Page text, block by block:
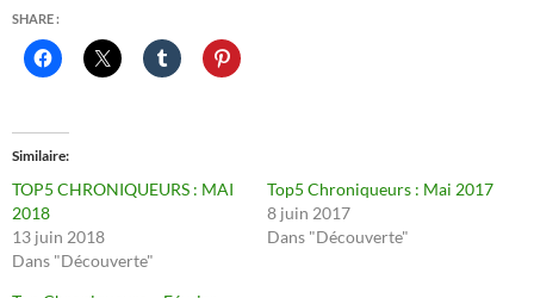
SHARE :
Similaire
TOP5 CHRONIQUEURS : MAI
2018
13 juin 2018
Dans "Découverte"
Top5 Chroniqueurs : Mai 2017
8 juin 2017
Dans "Découverte"